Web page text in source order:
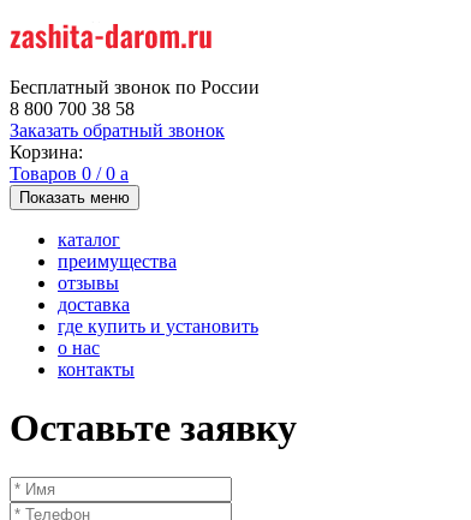
Бесплатный звонок по России
8 800 700 38 58
Заказать обратный звонок
Корзина:
Товаров 0 /0 a
Показать меню
каталог
преимущества
отзывы
доставка
где купить и установить
о нас
контакты
Оставьте заявку